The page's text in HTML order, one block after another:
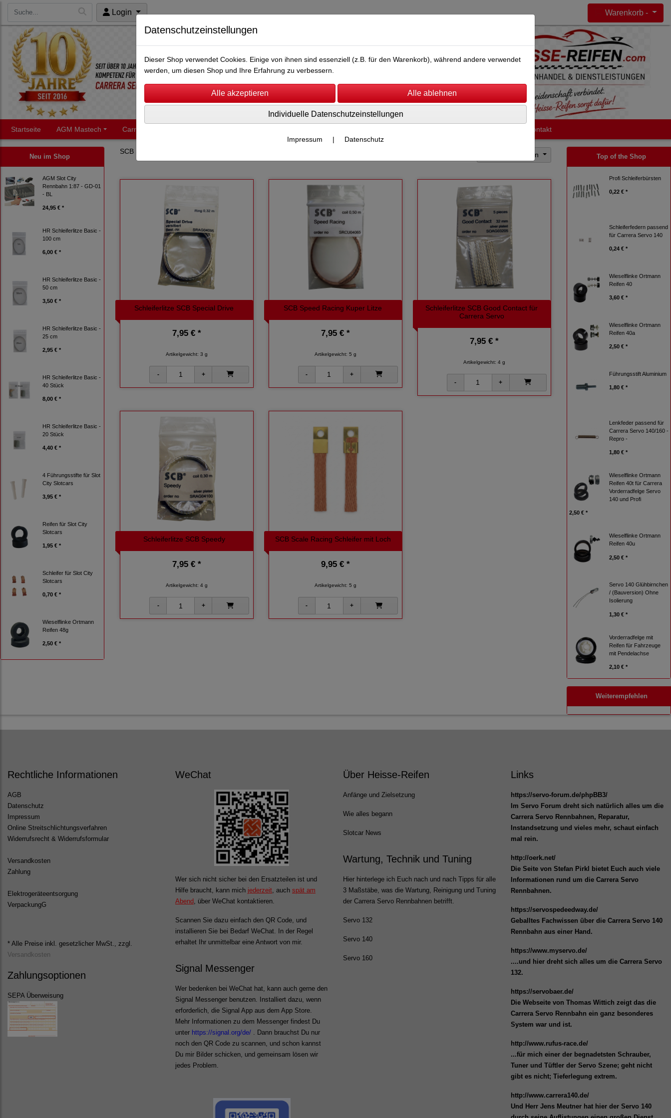
Login Warenkorb -
Startseite AGM Mastech Carrera Servo Kontakt
Neu im Shop
AGM Slot City
Rennbahn 1:87 - GD-01
- BL
24,95 € *
HR Schleiferlitze Basic -
100 cm
6,00 € *
HR Schleiferlitze Basic -
50 cm
3,50 € *
HR Schleiferlitze Basic -
25 cm
2,95 € *
HR Schleiferlitze Basic -
40 Stück
8,00 € *
HR Schleiferlitze Basic -
20 Stück
4,40 € *
4 Führungsstifte für Slot
City Slotcars
3,95 € *
Reifen für Slot City
Slotcars
1,95 € *
Schleifer für Slot City
Slotcars
0,70 € *
Wieselflinke Ortmann
Reifen 48g
2,50 € *
SCB Schleifer Sortierung wählen
Schleiferlitze SCB Special Drive
7,95 € *
Artikelgewicht: 3 g
SCB Speed Racing Kuper Litze
7,95 € *
Artikelgewicht: 5 g
Schleiferlitze SCB Good Contact für
Carrera Servo
7,95 € *
Artikelgewicht: 4 g
Schleiferlitze SCB Speedy
7,95 € *
Artikelgewicht: 4 g
SCB Scale Racing Schleifer mit Loch
9,95 € *
Artikelgewicht: 5 g
Top of the Shop
Profi Schleiferbürsten
0,22 € *
Schleiferfedern passend
für Carrera Servo 140
0,24 € *
Wieselflinke Ortmann
Reifen 40
3,60 € *
Wieselflinke Ortmann
Reifen 40a
2,50 € *
Führungsstift Aluminium
1,80 € *
Lenkfeder passend für
Carrera Servo 140/160 -
Repro -
1,80 € *
Wieselflinke Ortmann
Reifen 40t für Carrera
Vorderradfelge Servo
140 und Profi
2,50 € *
Wieselflinke Ortmann
Reifen 40u
2,50 € *
Servo 140 Glühbirnchen
/ (Bauversion) Ohne
Isolierung
1,30 € *
Vorderradfelge mit
Reifen für Fahrzeuge
mit Pendelachse
2,10 € *
Weiterempfehlen
Rechtliche Informationen
AGB
Datenschutz
Impressum
Online Streitschlichtungsverfahren
Widerrufsrecht & Widerrufsformular
Versandkosten
Zahlung
Elektrogeräteentsorgung
VerpackungG
* Alle Preise inkl. gesetzlicher MwSt., zzgl.
Versandkosten
Zahlungsoptionen
SEPA Überweisung
WeChat
Wer sich nicht sicher bei den Ersatzteilen ist und
Hilfe braucht, kann mich jederzeit , auch spät am
Abend
, über WeChat kontaktieren.
Scannen Sie dazu einfach den QR Code, und
installieren Sie bei Bedarf WeChat. In der Regel
erhaltet Ihr unmittelbar eine Antwort von mir.
Signal Messenger
Wer bedenken bei WeChat hat, kann auch gerne den
Signal Messenger benutzen. Installiert dazu, wenn
erforderlich, die Signal App aus dem App Store.
Mehr Informationen zu dem Messenger findest Du
unter https://signal.org/de/ . Dann brauchst Du nur
noch den QR Code zu scannen, und schon kannst
Du mir Bilder schicken, und gemeinsam lösen wir
jedes Problem.
Über Heisse-Reifen
Anfänge und Zielsetzung
Wie alles begann
Slotcar News
Wartung, Technik und Tuning
Hier hinterlege ich Euch nach und nach Tipps für alle
3 Maßstäbe, was die Wartung, Reinigung und Tuning
der Carrera Servo Rennbahnen betrifft.
Servo 132
Servo 140
Servo 160
Links
https://servo-forum.de/phpBB3/
Im Servo Forum dreht sich natürlich alles um die
Carrera Servo Rennbahnen, Reparatur,
Instandsetzung und vieles mehr, schaut einfach
mal rein.
http://oerk.net/
Die Seite von Stefan Pirkl bietet Euch auch viele
Informationen rund um die Carrera Servo
Rennbahnen.
https://servospedeedway.de/
Geballtes Fachwissen über die Carrera Servo 140
Rennbahn aus einer Hand.
https://www.myservo.de/
....und hier dreht sich alles um die Carrera Servo
132.
https://servobaer.de/
Die Webseite von Thomas Wittich zeigt das die
Carrera Servo Rennbahn ein ganz besonderes
System war und ist.
http://www.rufus-race.de/
...für mich einer der begnadetsten Schrauber,
Tuner und Tüftler der Servo Szene; geht nicht
gibt es nicht; Tieferlegung extrem.
http://www.carrera140.de/
Und Herr Jens Meutner hat hier der Servo 140
Datenschutzeinstellungen
Dieser Shop verwendet Cookies. Einige von ihnen sind essenziell (z.B. für den Warenkorb), während andere verwendet
werden, um diesen Shop und Ihre Erfahrung zu verbessern.
Individuelle Datenschutzeinstellungen
Impressum | Datenschutz